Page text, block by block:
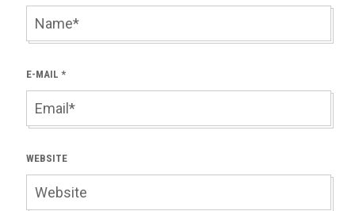
E-MAIL *
WEBSITE